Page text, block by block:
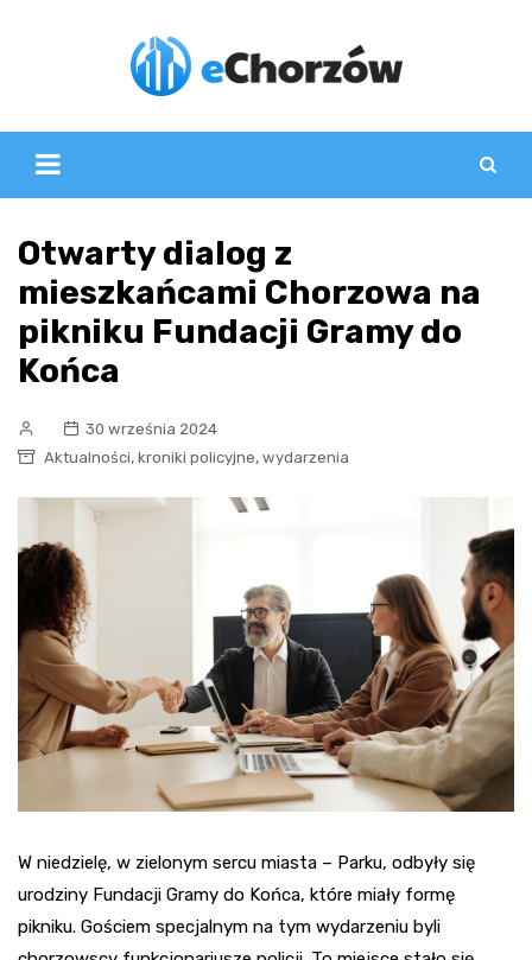
Otwarty dialog z
mieszkańcami Chorzowa na
pikniku Fundacji Gramy do
Końca
30 września 2024
Aktualności, kroniki policyjne, wydarzenia
W niedzielę, w zielonym sercu miasta – Parku, odbyły się
urodziny Fundacji Gramy do Końca, które miały formę
pikniku. Gościem specjalnym na tym wydarzeniu byli